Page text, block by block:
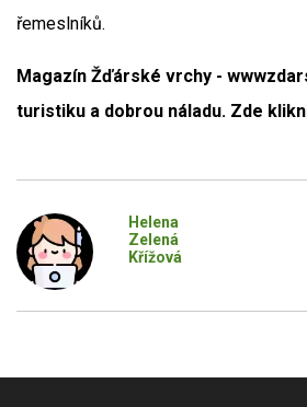
řemeslníků.
Magazín Žďárské vrchy -
turistiku a dobrou náladu. Zde
Helena
Zelená
Křížová